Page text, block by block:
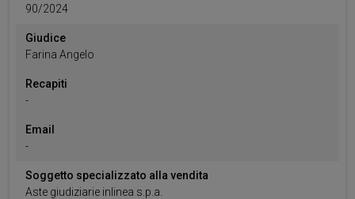
90/2024
Giudice
Farina Angelo
Recapiti
-
Email
-
Soggetto specializzato alla vendita
Aste giudiziarie inlinea s.p.a.